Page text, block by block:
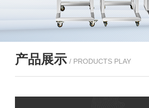
产品展示 / PRODUCTS PLAY